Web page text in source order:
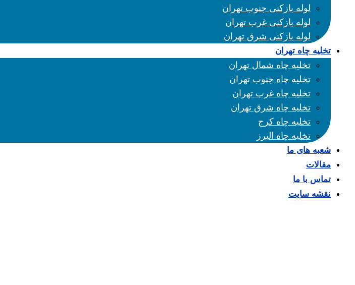
لوله بازکنی جنوب تهران
لوله بازکنی غرب تهران
لوله بازکنی شرق تهران
تخلیه چاه تهران
تخلیه چاه شمال تهران
تخلیه چاه جنوب تهران
تخلیه چاه غرب تهران
تخلیه چاه شرق تهران
تخلیه چاه کرج
تخلیه چاه البرز
شعبه های ما
مقالات
تماس با ما
نقشه سایت